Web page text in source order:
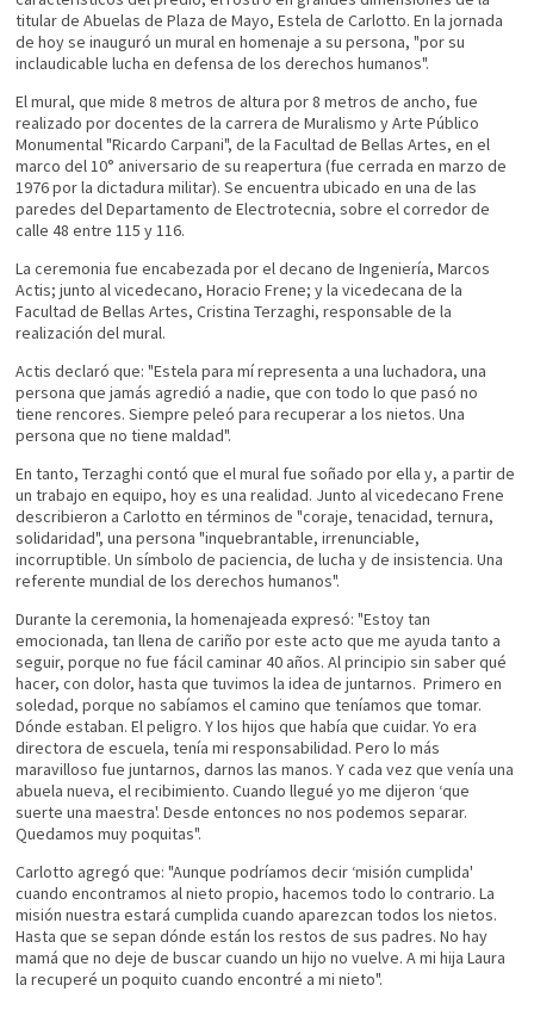
titular de Abuelas de Plaza de Mayo, Estela de Carlotto. En la jornada
de hoy se inauguró un mural en homenaje a su persona, "por su
inclaudicable lucha en defensa de los derechos humanos".
El mural, que mide 8 metros de altura por 8 metros de ancho, fue
realizado por docentes de la carrera de Muralismo y Arte Público
Monumental "Ricardo Carpani", de la Facultad de Bellas Artes, en el
marco del 10° aniversario de su reapertura (fue cerrada en marzo de
1976 por la dictadura militar). Se encuentra ubicado en una de las
paredes del Departamento de Electrotecnia, sobre el corredor de
calle 48 entre 115 y 116.
La ceremonia fue encabezada por el decano de Ingeniería, Marcos
Actis; junto al vicedecano, Horacio Frene; y la vicedecana de la
Facultad de Bellas Artes, Cristina Terzaghi, responsable de la
realización del mural.
Actis declaró que: "Estela para mí representa a una luchadora, una
persona que jamás agredió a nadie, que con todo lo que pasó no
tiene rencores. Siempre peleó para recuperar a los nietos. Una
persona que no tiene maldad".
En tanto, Terzaghi contó que el mural fue soñado por ella y, a partir de
un trabajo en equipo, hoy es una realidad. Junto al vicedecano Frene
describieron a Carlotto en términos de "coraje, tenacidad, ternura,
solidaridad", una persona "inquebrantable, irrenunciable,
incorruptible. Un símbolo de paciencia, de lucha y de insistencia. Una
referente mundial de los derechos humanos".
Durante la ceremonia, la homenajeada expresó: "Estoy tan
emocionada, tan llena de cariño por este acto que me ayuda tanto a
seguir, porque no fue fácil caminar 40 años. Al principio sin saber qué
hacer, con dolor, hasta que tuvimos la idea de juntarnos. Primero en
soledad, porque no sabíamos el camino que teníamos que tomar.
Dónde estaban. El peligro. Y los hijos que había que cuidar. Yo era
directora de escuela, tenía mi responsabilidad. Pero lo más
maravilloso fue juntarnos, darnos las manos. Y cada vez que venía una
abuela nueva, el recibimiento. Cuando llegué yo me dijeron ‘que
suerte una maestra'. Desde entonces no nos podemos separar.
Quedamos muy poquitas".
Carlotto agregó que: "Aunque podríamos decir ‘misión cumplida'
cuando encontramos al nieto propio, hacemos todo lo contrario. La
misión nuestra estará cumplida cuando aparezcan todos los nietos.
Hasta que se sepan dónde están los restos de sus padres. No hay
mamá que no deje de buscar cuando un hijo no vuelve. A mi hija Laura
la recuperé un poquito cuando encontré a mi nieto".